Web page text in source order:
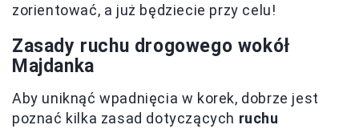
zorientować, a już będziecie przy celu!
Zasady ruchu drogowego wokół
Majdanka
Aby uniknąć wpadnięcia w korek, dobrze jest
poznać kilka zasad dotyczących ruchu